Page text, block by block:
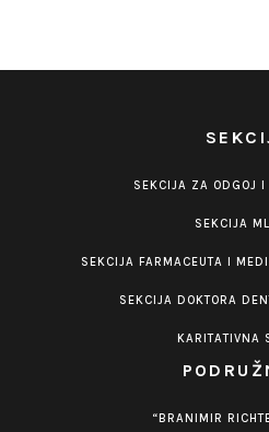
SEKCIJA ZA ODGOJ I
SEKCIJA
SEKCIJA FARMACEUTA I
SEKCIJA DOKTORA
KARITATIVNA
“BRANIMIR